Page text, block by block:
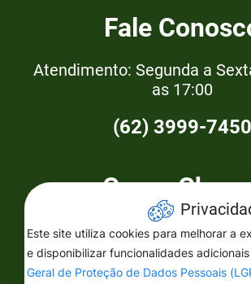
Fale
Atendimento: Segunda a
as 17:00
(62) 3999-7450
Como
FGM - Federação Goiana de
R. 102, 186 - St. Sul,
Este site utiliza cookies para melhorar a
e disponibilizar funcionalidades
Geral de Proteção de Dados Pessoais